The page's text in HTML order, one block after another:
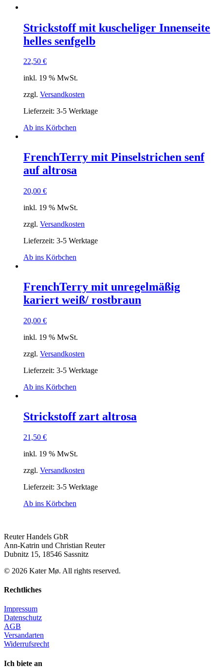
Strickstoff mit kuscheliger Innenseite
helles senfgelb
22,50 €
inkl. 19 % MwSt.
zzgl. Versandkosten
Lieferzeit: 3-5 Werktage
Ab ins Körbchen
FrenchTerry mit Pinselstrichen senf
auf altrosa
20,00 €
inkl. 19 % MwSt.
zzgl. Versandkosten
Lieferzeit: 3-5 Werktage
Ab ins Körbchen
FrenchTerry mit unregelmäßig
kariert weiß/ rostbraun
20,00 €
inkl. 19 % MwSt.
zzgl. Versandkosten
Lieferzeit: 3-5 Werktage
Ab ins Körbchen
Strickstoff zart altrosa
21,50 €
inkl. 19 % MwSt.
zzgl. Versandkosten
Lieferzeit: 3-5 Werktage
Ab ins Körbchen
Reuter Handels GbR
Ann-Katrin und Christian Reuter
Dubnitz 15, 18546 Sassnitz
© 2026 Kater Mø. All rights reserved.
Rechtliches
Impressum
Datenschutz
AGB
Versandarten
Widerrufsrecht
Ich biete an